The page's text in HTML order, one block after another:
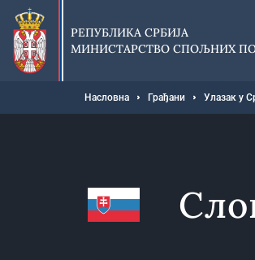
Прескочи
главни
део
садржаја
РЕПУБЛИКА СРБИЈА
МИНИСТАРСТВО СПОЉНИХ
Мрвице
Насловна Грађани Улазак у